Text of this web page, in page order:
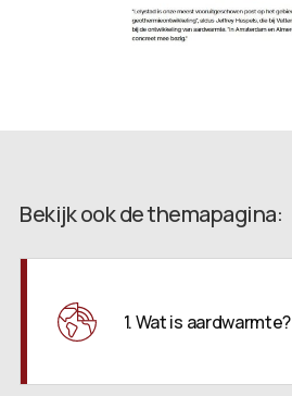
Bekijk ook de themapagina:
1. Wat is aardwarmte?